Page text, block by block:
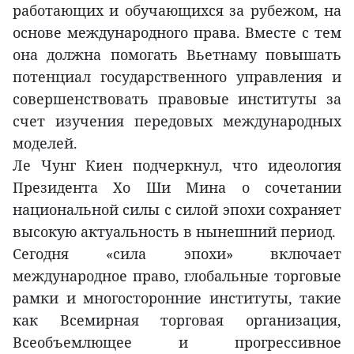
работающих и обучающихся за рубежом, на
основе международного права. Вместе с тем
она должна помогать Вьетнаму повышать
потенциал государственного управления и
совершенствовать правовые институты за
счет изучения передовых международных
моделей.
Ле Чунг Киен подчеркнул, что идеология
Президента Хо Ши Мина о сочетании
национальной силы с силой эпохи сохраняет
высокую актуальность в нынешний период.
Сегодня «сила эпохи» включает
международное право, глобальные торговые
рамки и многосторонние институты, такие
как Всемирная торговая организация,
Всеобъемлющее и прогрессивное